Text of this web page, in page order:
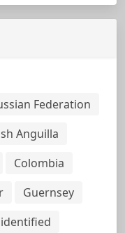
Federation
Anguilla
Colombia
Guernsey